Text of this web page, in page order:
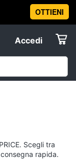
OTTIENI
Accedi
Scegli tra
rapida.